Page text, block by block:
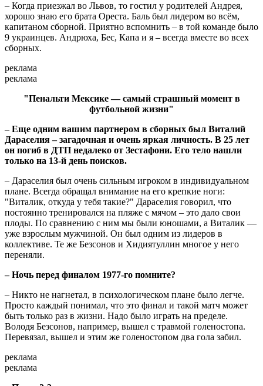
– Когда приезжал во Львов, то гостил у родителей Андрея,
хорошо знаю его брата Ореста. Баль был лидером во всём,
капитаном сборной. Приятно вспомнить – в той команде было
9 украинцев. Андрюха, Бес, Капа и я – всегда вместе во всех
сборных.
реклама
реклама
"Пенальти Мексике — самый страшный момент в
футбольной жизни"
– Еще одним вашим партнером в сборных был Виталий
Дараселия – загадочная и очень яркая личность. В 25 лет
он погиб в ДТП недалеко от Зестафони. Его тело нашли
только на 13-й день поисков.
– Дараселия был очень сильным игроком в индивидуальном
плане. Всегда обращал внимание на его крепкие ноги:
"Виталик, откуда у тебя такие?" Дараселия говорил, что
постоянно тренировался на пляже с мячом – это дало свои
плоды. По сравнению с ним мы были юношами, а Виталик —
уже взрослым мужчиной. Он был одним из лидеров в
коллективе. Те же Безсонов и Хидиятуллин многое у него
переняли.
– Ночь перед финалом 1977-го помните?
– Никто не нагнетал, в психологическом плане было легче.
Просто каждый понимал, что это финал и такой матч может
быть только раз в жизни. Надо было играть на пределе.
Володя Безсонов, например, вышел с травмой голеностопа.
Перевязал, вышел и этим же голеностопом два гола забил.
реклама
реклама